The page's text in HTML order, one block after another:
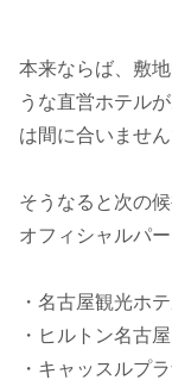
本来ならば、敷
うな直営ホテル
は間に合いません
そうなると次の
オフィシャルパ
・名古屋観光ホ
・ヒルトン名古屋
・キャッスルプ